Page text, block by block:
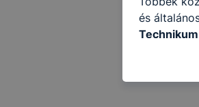
és
így
ismét